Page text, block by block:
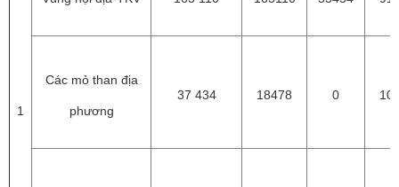
1
Các mỏ than địa
phương
37 434 18478 0